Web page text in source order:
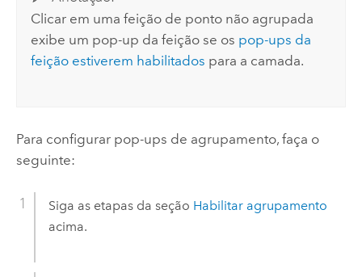
Clicar em uma feição de ponto não agrupada
exibe um pop-up da feição se os pop-ups da
feição estiverem habilitados para a camada.
Para configurar pop-ups de agrupamento, faça o
seguinte:
Siga as etapas da seção Habilitar agrupamento
acima.